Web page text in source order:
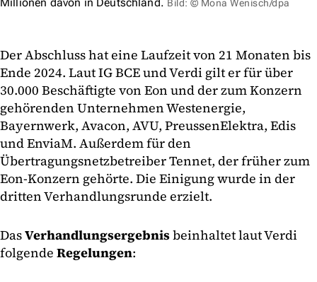
Millionen davon in Deutschland. Bild: © Mona Wenisch/dpa
Der Abschluss hat eine Laufzeit von 21 Monaten bis
Ende 2024. Laut IG BCE und Verdi gilt er für über
30.000 Beschäftigte von Eon und der zum Konzern
gehörenden Unternehmen Westenergie,
Bayernwerk, Avacon, AVU, PreussenElektra, Edis
und EnviaM. Außerdem für den
Übertragungsnetzbetreiber Tennet, der früher zum
Eon-Konzern gehörte. Die Einigung wurde in der
dritten Verhandlungsrunde erzielt.
DasVerhandlungsergebnisbeinhaltet laut Verdi
folgende Regelungen: